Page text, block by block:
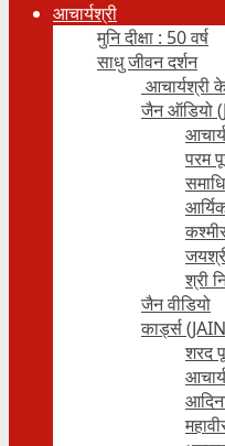
आचार्यश्री
मुनि दीक्षा : 50 वर्ष
साधु जीवन दर्शन
आचार्यश्री
जैन ऑडियो
परम
श्री
जैन वीडियो
कार्ड्स
शरद